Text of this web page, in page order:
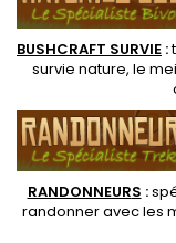
BUSHCRAFT SURVIE :
survie nature, le
RANDONNEURS :
randonner avec les